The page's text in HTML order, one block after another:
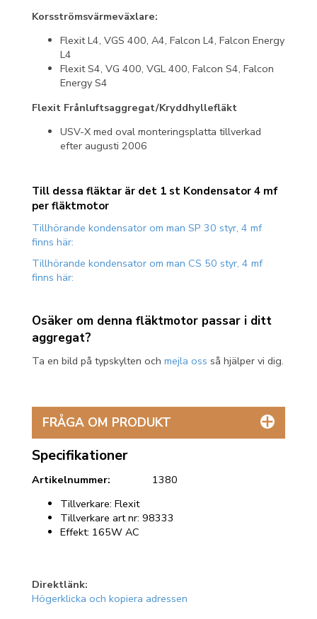
Korsströmsvärmeväxlare:
Flexit L4, VGS 400, A4, Falcon L4, Falcon Energy
L4
Flexit S4, VG 400, VGL 400, Falcon S4, Falcon
Energy S4
Flexit Frånluftsaggregat/Kryddhyllefläkt
USV-X med oval monteringsplatta tillverkad
efter augusti 2006
Till dessa fläktar är det 1 st Kondensator 4 mf
per fläktmotor
Tillhörande kondensator om man SP 30 styr, 4 mf
finns här:
Tillhörande kondensator om man CS 50 styr, 4 mf
finns här:
Osäker om denna fläktmotor passar i ditt
aggregat?
Ta en bild på typskylten och mejla oss så hjälper vi dig.
FRÅGA OM PRODUKT
Specifikationer
Artikelnummer:
1380
Tillverkare: Flexit
Tillverkare art nr: 98333
Effekt: 165W AC
Direktlänk:
Högerklicka och kopiera adressen